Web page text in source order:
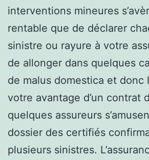
interventions mineures
rentable que de déclarer
sinistre ou rayure à votre
de allonger dans quelques
de malus domestica et donc
votre avantage d’un contrat
quelques assureurs
dossier des certifiés
plusieurs sinistres.